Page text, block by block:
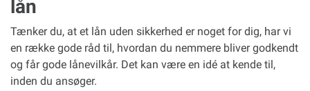
lån
Tænker du, at et lån uden sikkerhed er noget for dig, har vi
en række gode råd til, hvordan du nemmere bliver godkendt
og får gode lånevilkår. Det kan være en idé at kende til,
inden du ansøger.